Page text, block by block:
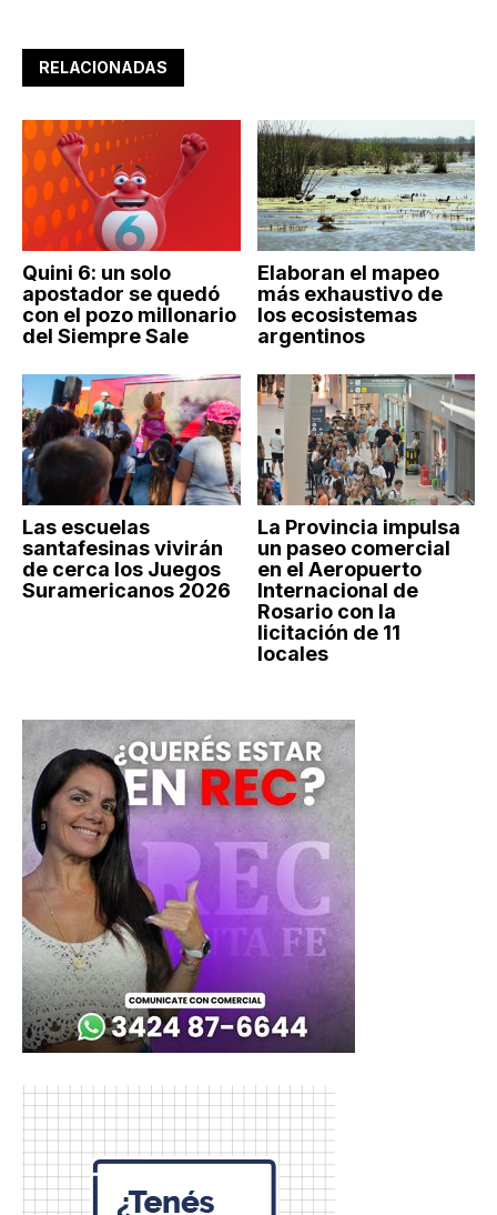
RELACIONADAS
Quini 6: un solo
apostador se quedó
con el pozo millonario
del Siempre Sale
Elaboran el mapeo
más exhaustivo de
los ecosistemas
argentinos
Las escuelas
santafesinas vivirán
de cerca los Juegos
Suramericanos 2026
La Provincia impulsa
un paseo comercial
en el Aeropuerto
Internacional de
Rosario con la
licitación de 11
locales